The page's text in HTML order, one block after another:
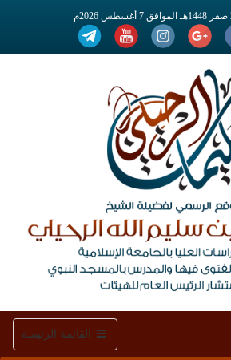
Toggle
navigation
القائمة الرئيسة